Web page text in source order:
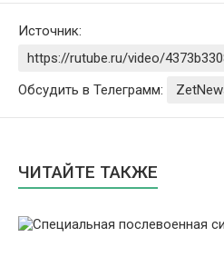
Источник:
https://rutube.ru/video/
Обсудить в Телеграмм:
ЧИТАЙТЕ ТАКЖЕ